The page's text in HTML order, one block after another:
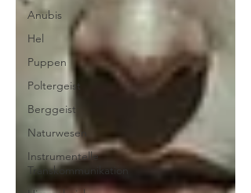
Anubis
Hel
Puppen
Poltergeist
Berggeist
Naturwesen
Instrumentelle
Transkommunikation